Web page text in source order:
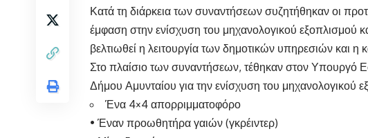
Κατά τη διάρκεια των συναντήσεων συζητήθηκαν οι
έμφαση στην ενίσχυση του μηχανολογικού εξοπλισμού
βελτιωθεί η λειτουργία των δημοτικών υπηρεσιών και η
Στο πλαίσιο των συναντήσεων, τέθηκαν στον Υπουργό
Δήμου Αμυνταίου για την ενίσχυση του μηχανολογικού
Ένα 4×4 απορριμματοφόρο
• Έναν προωθητήρα γαιών (γκρέιντερ)